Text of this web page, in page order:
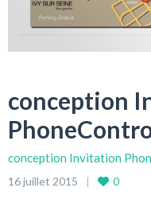
conception
conception Invitation
16 juillet 2015 0